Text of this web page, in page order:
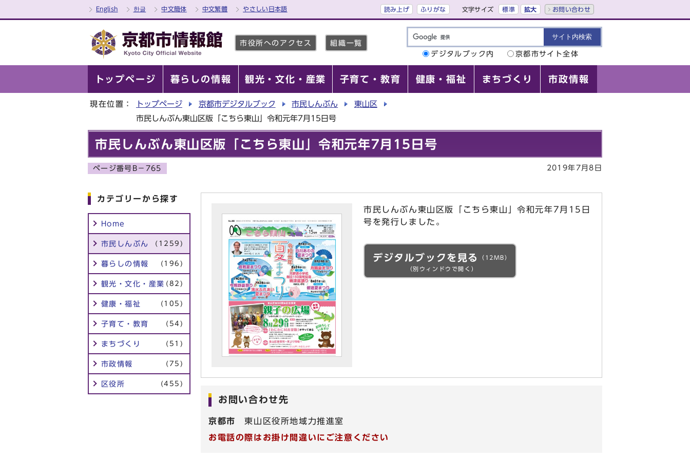
English 한글 中文簡体 中文繁體 やさしい日本語 読み上げ ふりがな 文字サイズ 標準 拡大 お問い合わせ
市役所へのアクセス
組織一覧
デジタルブック内
京都市サイト全体
トップページ 暮らしの情報 観光・文化・産業 子育て・教育 健康・福祉 まちづくり 市政情報
現在位置： トップページ 京都市デジタルブック 市民しんぶん
東山区
市民しんぶん東山区版「こちら東山」令和元年7月15日号
市民しんぶん東山区版「こちら東山」令和元年7月15日号
ページ番号B－765 2019年7月8日
カテゴリーから探す
Home
市民しんぶん (1259)
暮らしの情報 (196)
観光・文化・産業 (82)
健康・福祉 (105)
子育て・教育 (54)
まちづくり (51)
市政情報 (75)
区役所 (455)
市民しんぶん東山区版「こちら東山」令和元年7月15日
号を発行しました。
デジタルブックを見る
（12MB）
（別ウィンドウで開く）
お問い合わせ先
京都市
東山区役所地域力推進室
お電話の際はお掛け間違いにご注意ください